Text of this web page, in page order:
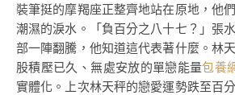
裝筆挺的摩羯座正整齊地站在原地，他
潮濕的淚水。「負百分之八十七？」張
部一陣翻騰，他知道這代表著什麼。林
股積壓已久、無處安放的單戀能量包養
實體化。上次林天秤的戀愛運勢跌至百